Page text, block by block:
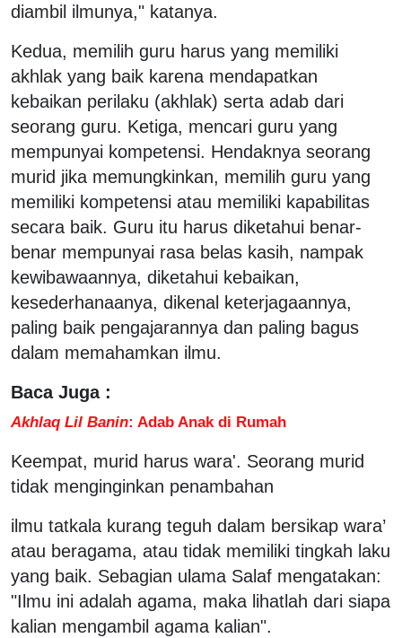
diambil ilmunya," katanya.
Kedua, memilih guru harus yang memiliki
akhlak yang baik karena mendapatkan
kebaikan perilaku (akhlak) serta adab dari
seorang guru. Ketiga, mencari guru yang
mempunyai kompetensi. Hendaknya seorang
murid jika memungkinkan, memilih guru yang
memiliki kompetensi atau memiliki kapabilitas
secara baik. Guru itu harus diketahui benar-
benar mempunyai rasa belas kasih, nampak
kewibawaannya, diketahui kebaikan,
kesederhanaanya, dikenal keterjagaannya,
paling baik pengajarannya dan paling bagus
dalam memahamkan ilmu.
Baca Juga :
Akhlaq Lil Banin: Adab Anak di Rumah
Keempat, murid harus wara'. Seorang murid
tidak menginginkan penambahan
ilmu tatkala kurang teguh dalam bersikap wara’
atau beragama, atau tidak memiliki tingkah laku
yang baik. Sebagian ulama Salaf mengatakan:
"Ilmu ini adalah agama, maka lihatlah dari siapa
kalian mengambil agama kalian".